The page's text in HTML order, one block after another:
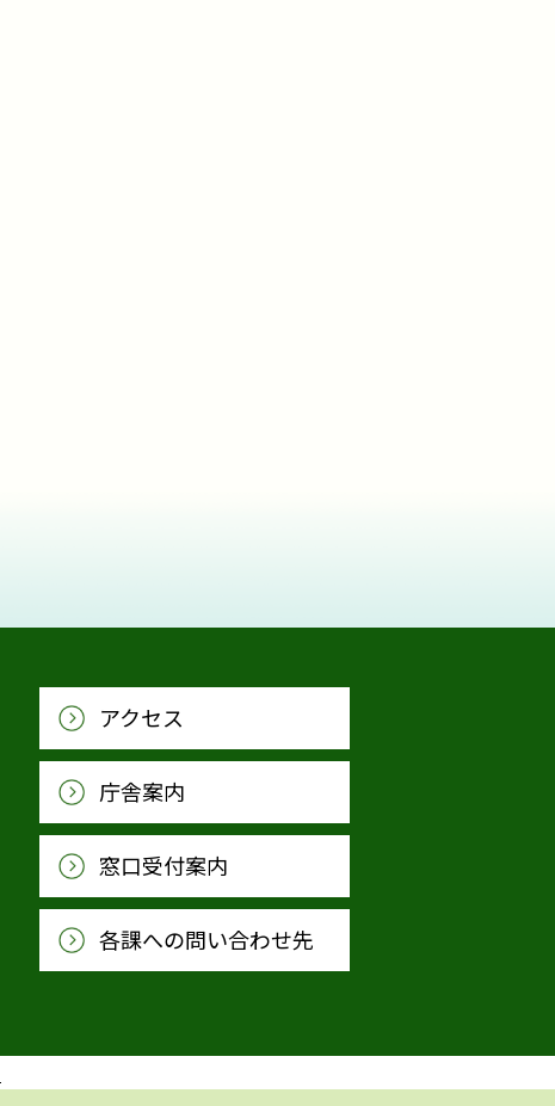
アクセス
庁舎案内
窓口受付案内
各課への問い合わせ先